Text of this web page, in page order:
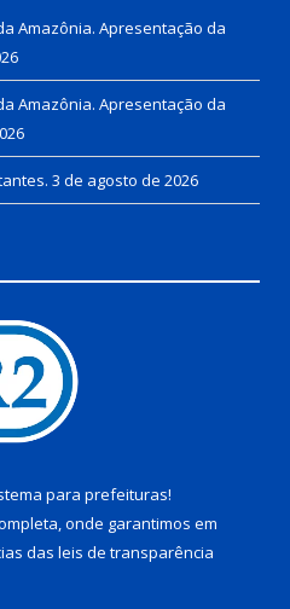
Amazônia. Apresentação da
Amazônia. Apresentação da
3 de agosto de 2026
para prefeituras!
onde garantimos em
das leis de transparência